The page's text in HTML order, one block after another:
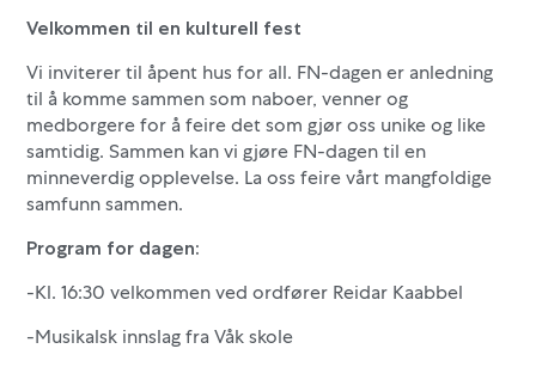
Velkommen til en kulturell fest
Vi inviterer til åpent hus for all. FN-dagen er anledning
til å komme sammen som naboer, venner og
medborgere for å feire det som gjør oss unike og like
samtidig. Sammen kan vi gjøre FN-dagen til en
minneverdig opplevelse. La oss feire vårt mangfoldige
samfunn sammen.
Program for dagen:
-Kl. 16:30 velkommen ved ordfører Reidar Kaabbel
-Musikalsk innslag fra Våk skole